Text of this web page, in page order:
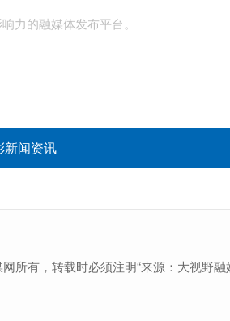
力的融媒体发布平台。
新闻资讯
所有，转载时必须注明“来源：大视野融